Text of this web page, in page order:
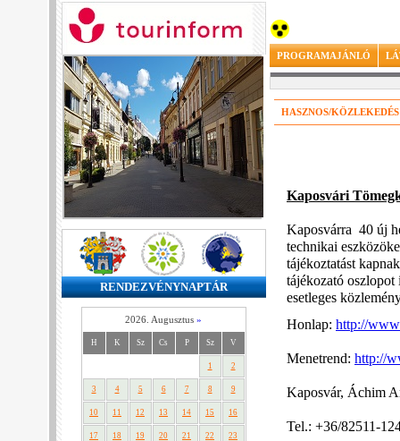
RENDEZVÉNYNAPTÁR
2026. Augusztus »
H K Sz Cs P Sz V
1 2
3 4 5 6 7 8 9
10 11 12 13 14 15 16
17 18 19 20 21 22 23
PROGRAMAJÁNLÓ
HASZNOS/KÖZLEKEDÉS
Kaposvári
Kaposvárra 40 új
technikai
tájékoztatást
tájékozató oszlopot
esetleges
Honlap: http://
Menetrend: http://
Kaposvár, Áchim
Tel.: +36/82511-